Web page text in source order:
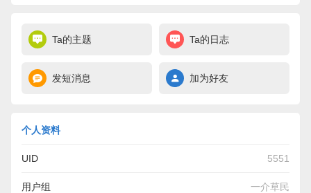
Ta的主题 Ta的日志
发短消息 加为好友
个人资料
UID 5551
用户组 一介草民